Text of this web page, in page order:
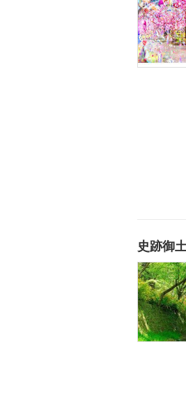
史跡御